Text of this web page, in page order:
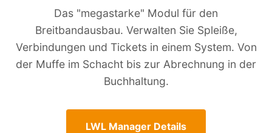
Das "megastarke" Modul für den
Breitbandausbau. Verwalten Sie Spleiße,
Verbindungen und Tickets in einem System. Von
der Muffe im Schacht bis zur Abrechnung in der
Buchhaltung.
LWL Manager Details